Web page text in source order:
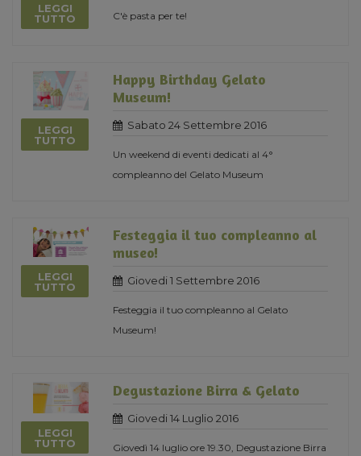
LEGGI
TUTTO
C'è pasta per te!
LEGGI
TUTTO
Happy Birthday Gelato
Museum!
Sabato 24 Settembre 2016
Un weekend di eventi dedicati al 4°
compleanno del Gelato Museum
LEGGI
TUTTO
Festeggia il tuo compleanno al
museo!
Giovedi 1 Settembre 2016
Festeggia il tuo compleanno al Gelato
Museum!
LEGGI
TUTTO
Degustazione Birra & Gelato
Giovedi 14 Luglio 2016
Giovedì 14 luglio ore 19.30, Degustazione Birra